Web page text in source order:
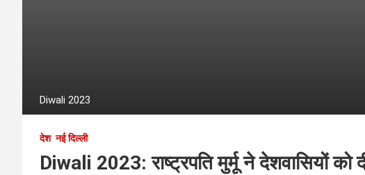
Diwali 2023
देश नई दिल्ली
Diwali 2023: राष्ट्रपति मुर्मू ने देशवासियों को